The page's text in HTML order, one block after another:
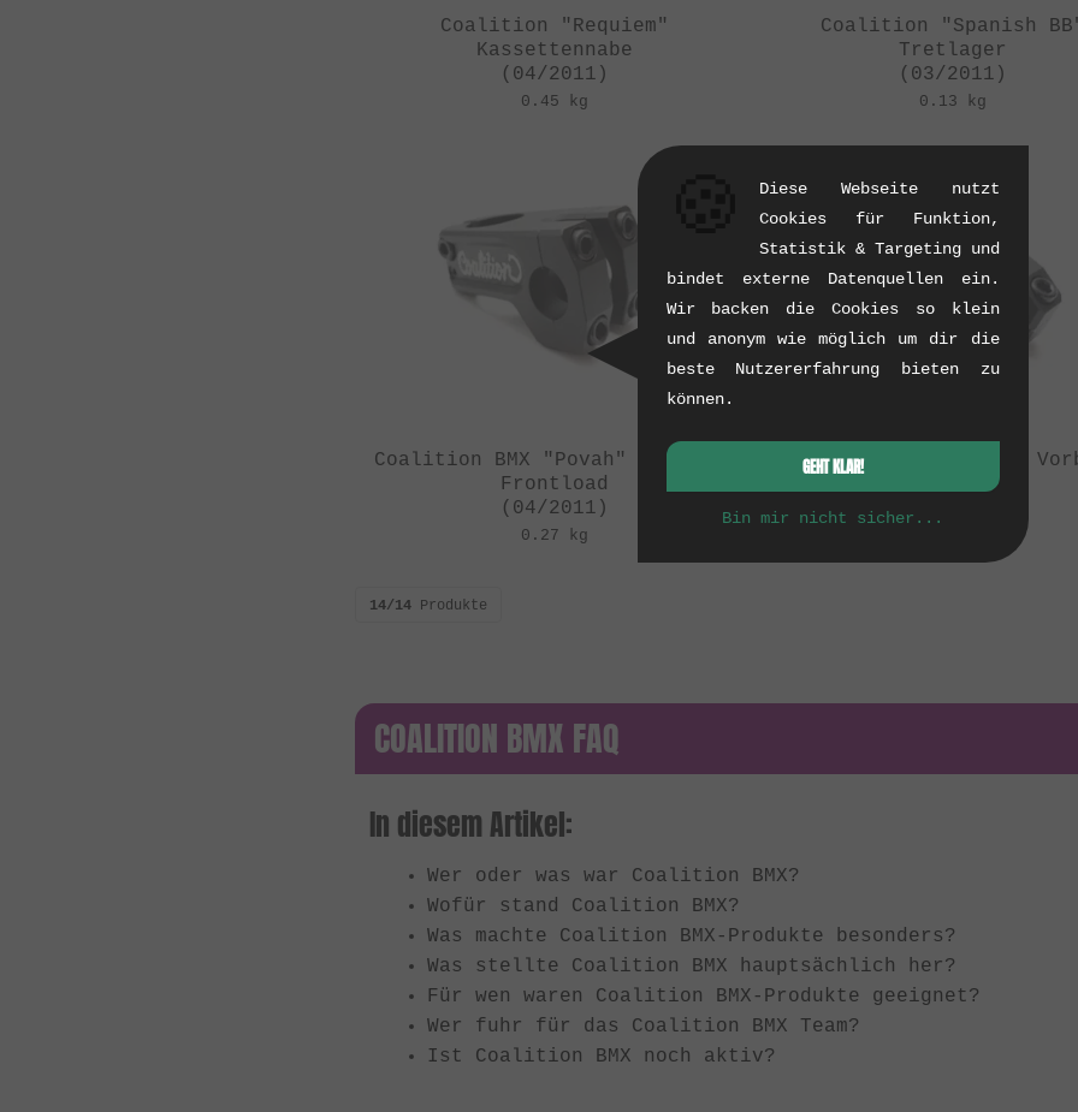
Coalition "Requiem"
Kassettennabe
(04/2011)
0.45 kg
Coalition "Spanish
Tretlager
(03/2011)
0.13 kg
Coalition BMX "Povah" Vorbau -
Frontload
(04/2011)
0.27 kg
Coalition BMX "Povah"
Topload
14/14 Produkte
COALITION BMX FAQ
In diesem Artikel:
Wer oder was war Coalition BMX?
Wofür stand Coalition BMX?
Was machte Coalition BMX-Produkte besonders?
Was stellte Coalition BMX hauptsächlich her?
Für wen waren Coalition BMX-Produkte geeignet?
Wer fuhr für das Coalition BMX Team?
Ist Coalition BMX noch aktiv?
Diese Webseite nutzt
Cookies für Funktion,
Statistik & Targeting und
bindet externe Datenquellen ein.
Wir backen die Cookies so klein
und anonym wie möglich um dir die
beste Nutzererfahrung bieten zu
können.
GEHT KLAR!
Bin mir nicht sicher...